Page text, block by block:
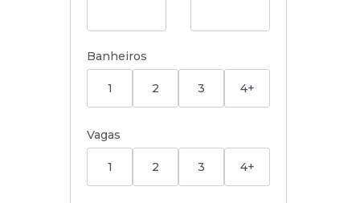
Banheiros
1 2 3 4+
Vagas
1 2 3 4+